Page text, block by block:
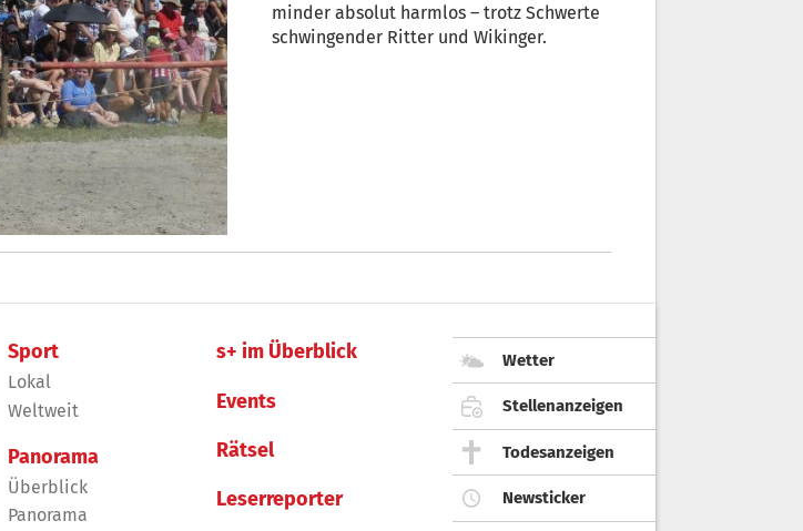
minder absolut harmlos – trotz Schwerte
schwingender Ritter und Wikinger.
Sport
Lokal
Weltweit
Panorama
Überblick
Panorama
s+ im Überblick
Events
Rätsel
Leserreporter
Wetter
Stellenanzeigen
Todesanzeigen
Newsticker